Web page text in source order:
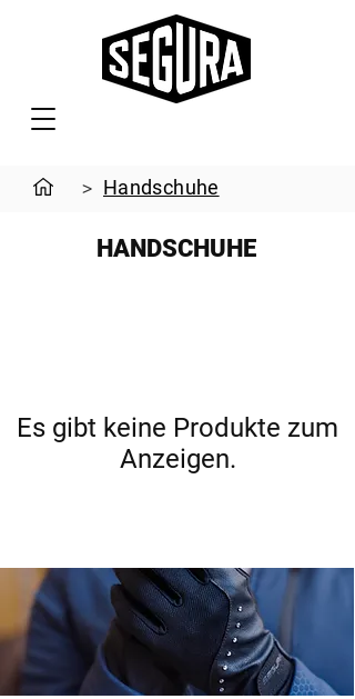
> Handschuhe
HANDSCHUHE
Es gibt keine Produkte zum
Anzeigen.